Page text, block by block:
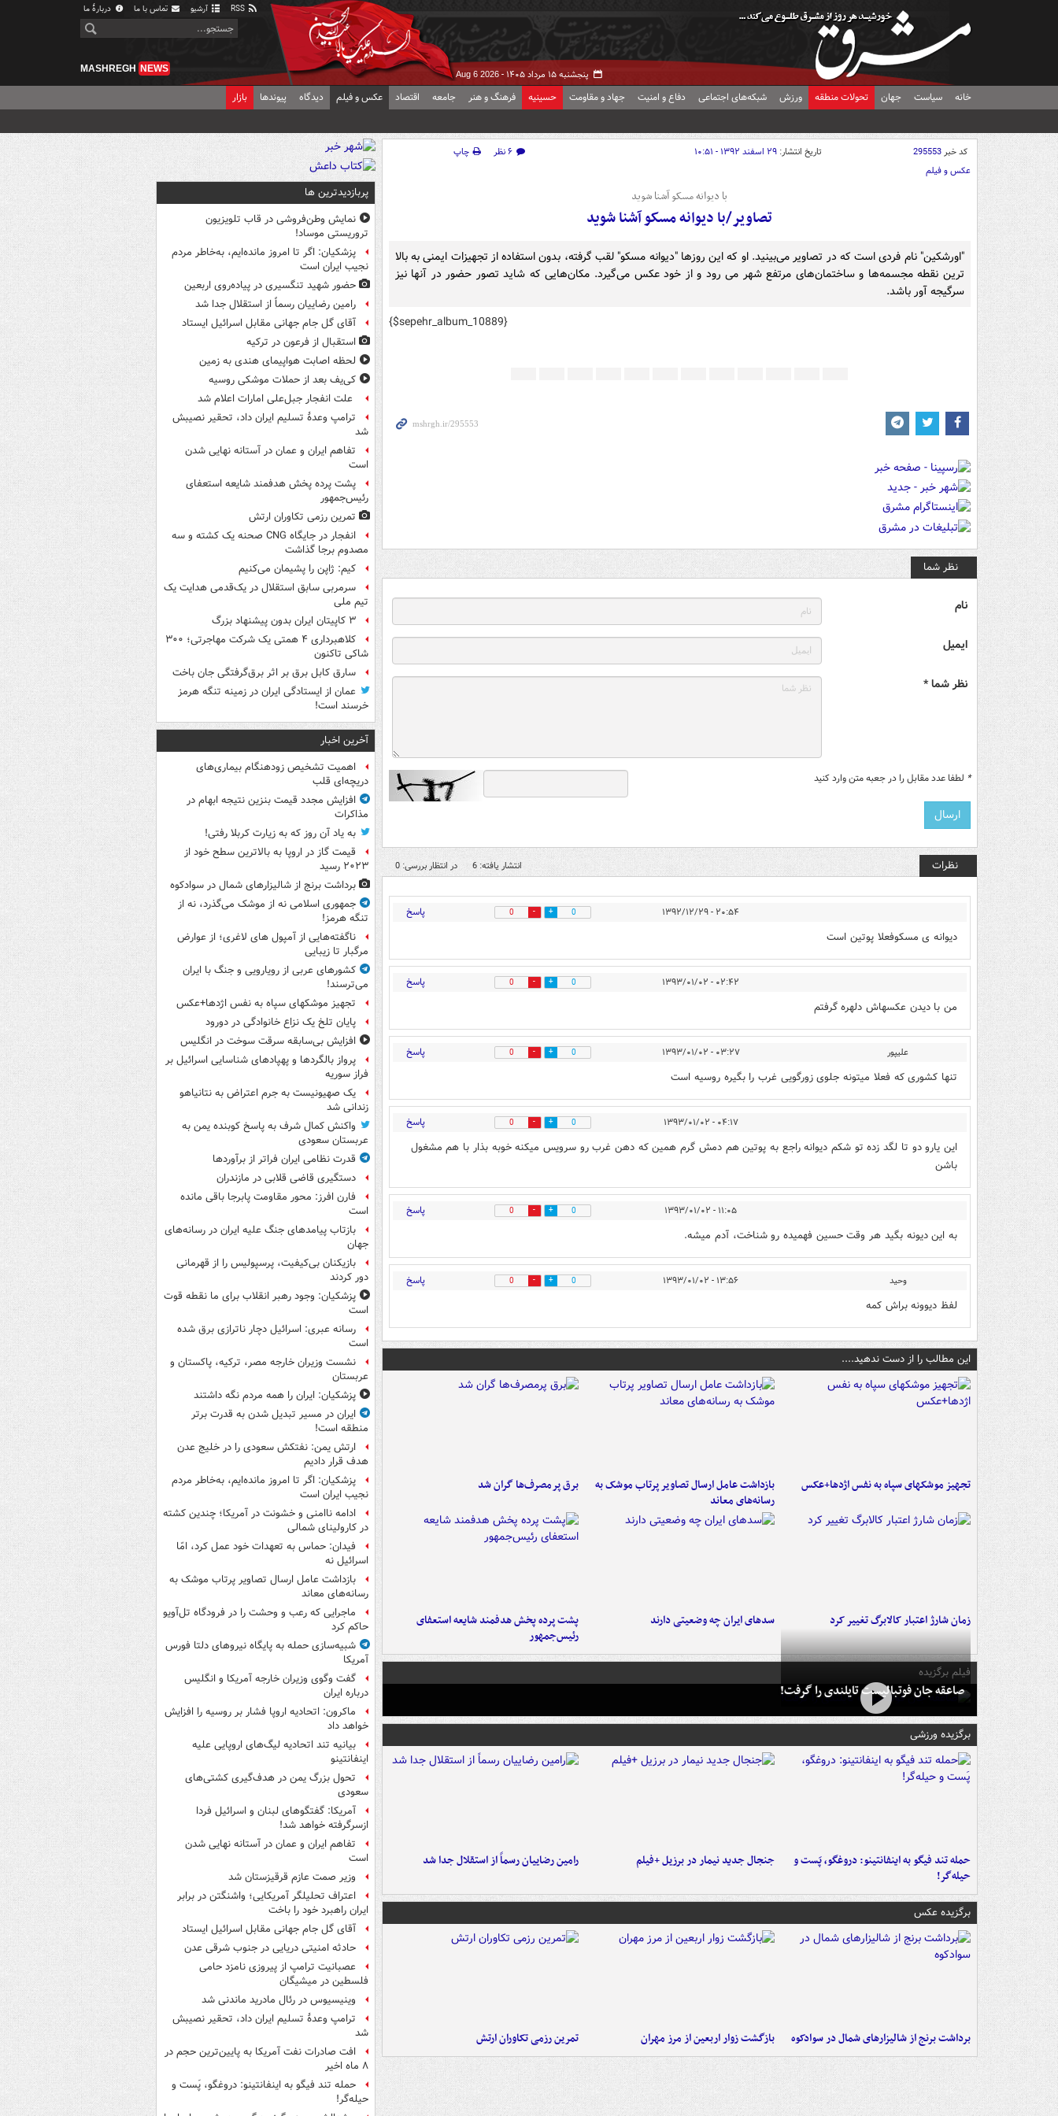
آرشیو تماس با ما دربارهٔ ما
پنجشنبه ۱۵ مرداد ۱۴۰۵ - Aug 6 2026
MASHREGH NEWS
خانه سیاست جهان تحولات منطقه ورزش شبکه‌های اجتماعی دفاع و امنیت جهاد و مقاومت حسینیه فرهنگ و هنر جامعه اقتصاد عکس و فیلم دیدگاه پیوندها بازار
کد خبر295553 تاریخ انتشار: ۲۹ اسفند ۱۳۹۲ - ۱۰:۵۱ ۶ نظر
چاپ
عکس و فیلم
با دیوانه مسکو آشنا شوید
تصاویر/با دیوانه مسکو آشنا شوید
"اورشکین" نام فردی است که در تصاویر می‌بینید. او که این روزها "دیوانه مسکو" لقب گرفته، بدون استفاده از تجهیزات ایمنی به بالا
ترین نقطه مجسمه‌ها و ساختمان‌های مرتفع شهر می رود و از خود عکس می‌گیرد. مکان‌هایی که شاید تصور حضور در آنها نیز
سرگیجه آور باشد.
{$sepehr_album_10889}
نظر شما
نام
ایمیل
نظر شما *
* لطفا عدد مقابل را در جعبه متن وارد کنید
نظرات انتشار یافته: 6 در انتظار بررسی: 0
۲۰:۵۴ - ۱۳۹۲/۱۲/۲۹ 0
0 پاسخ
دیوانه ی مسکوفعلا پوتین است
۰۲:۴۲ - ۱۳۹۳/۰۱/۰۲ 0
0 پاسخ
من با دیدن عکسهاش دلهره گرفتم
علیپور ۰۳:۲۷ - ۱۳۹۳/۰۱/۰۲ 0
0 پاسخ
تنها کشوری که فعلا میتونه جلوی زورگویی غرب را بگیره روسیه است
۰۴:۱۷ - ۱۳۹۳/۰۱/۰۲ 0
0 پاسخ
این یارو دو تا لگد زده تو شکم دیوانه راجع به پوتین هم دمش گرم همین که دهن غرب رو سرویس میکنه خوبه بذار با هم مشغول
باشن
۱۱:۰۵ - ۱۳۹۳/۰۱/۰۲ 0
0 پاسخ
به این دیونه بگید هر وقت حسین فهمیده رو شناخت، آدم میشه.
وحید ۱۳:۵۶ - ۱۳۹۳/۰۱/۰۲ 0
0 پاسخ
لفظ دیوونه براش کمه
این مطالب را از دست ندهید....
تجهیز موشکهای سپاه به نفس اژدها+عکس
بازداشت عامل ارسال تصاویر پرتاب موشک به
رسانه‌های معاند
برق پرمصرف‌ها گران شد
زمان شارژ اعتبار کالابرگ تغییر کرد سدهای ایران چه وضعیتی دارند
پشت پرده پخش هدفمند شایعه استعفای
رئیس‌جمهور
فیلم برگزیده
صاعقه جان فوتبالیست تایلندی را گرفت!
برگزیده ورزشی
حمله تند فیگو به اینفانتینو: دروغگو، پَست‌ و
حیله‌گر!
جنجال جدید نیمار در برزیل +فیلم رامین رضاییان رسماً از استقلال جدا شد
برگزیده عکس
برداشت برنج از شالیزارهای شمال در سوادکوه بازگشت زوار اربعین از مرز مهران تمرین رزمی تکاوران ارتش
پربازدیدترین ها
نمایش وطن‌فروشی در قاب تلویزیون
تروریستی موساد!
پزشکیان: اگر تا امروز مانده‌ایم، به‌خاطر مردم
نجیب ایران است
حضور شهید تنگسیری در پیاده‌روی اربعین
رامین رضاییان رسماً از استقلال جدا شد
آقای گل جام جهانی مقابل اسرائیل ایستاد
استقبال از فرعون در ترکیه
لحظه اصابت هواپیمای هندی به زمین
کی‌یف بعد از حملات موشکی روسیه
علت انفجار جبل‌علی امارات اعلام شد
ترامپ وعدۀ تسلیم ایران داد، تحقیر نصیبش
شد
تفاهم ایران و عمان در آستانه نهایی شدن
است
پشت پرده پخش هدفمند شایعه استعفای
رئیس‌جمهور
تمرین رزمی تکاوران ارتش
انفجار در جایگاه CNG صحنه یک کشته و سه
مصدوم برجا گذاشت
کیم: ژاپن را پشیمان می‌کنیم
سرمربی سابق استقلال در یک‌قدمی هدایت یک
تیم ملی
۳ کاپیتان ایران بدون پیشنهاد بزرگ
کلاهبرداری ۴ همتی یک شرکت مهاجرتی؛ ۳۰۰
شاکی تاکنون
سارق کابل برق بر اثر برق‌گرفتگی جان باخت
عمان از ایستادگی ایران در زمینه تنگه هرمز
خرسند است!
آخرین اخبار
اهمیت تشخیص زودهنگام بیماری‌های
دریچه‌ای قلب
افزایش مجدد قیمت بنزین نتیجه ابهام در
مذاکرات
به یاد آن روز که به زیارت کربلا رفتی!
قیمت گاز در اروپا به بالاترین سطح خود از
۲۰۲۳ رسید
برداشت برنج از شالیزارهای شمال در سوادکوه
جمهوری اسلامی نه از موشک می‌گذرد، نه از
تنگه هرمز!
ناگفته‌هایی از آمپول های لاغری؛ از عوارض
مرگبار تا زیبایی
کشورهای عربی از رویارویی و جنگ با ایران
می‌ترسند!
تجهیز موشکهای سپاه به نفس اژدها+عکس
پایان تلخ یک نزاع خانوادگی در دورود
افزایش بی‌سابقه سرقت سوخت در انگلیس
پرواز بالگردها و پهپادهای شناسایی اسرائیل بر
فراز سوریه
یک صهیونیست به جرم اعتراض به نتانیاهو
زندانی شد
واکنش کمال شرف به پاسخ کوبنده یمن به
عربستان سعودی
قدرت نظامی ایران فراتر از برآوردها
دستگیری قاضی قلابی در مازندران
فارن افرز: محور مقاومت پابرجا باقی مانده
است
بازتاب پیامدهای جنگ علیه ایران در رسانه‌های
جهان
بازیکنان بی‌کیفیت، پرسپولیس را از قهرمانی
دور کردند
پزشکیان: وجود رهبر انقلاب برای ما نقطه قوت
است
رسانه عبری: اسرائیل دچار ناترازی برق شده
است
نشست وزیران خارجه مصر، ترکیه، پاکستان و
عربستان
پزشکیان: ایران را همه مردم نگه داشتند
ایران در مسیر تبدیل شدن به قدرت برتر
منطقه است!
ارتش یمن: نفتکش سعودی را در خلیج عدن
هدف قرار دادیم
پزشکیان: اگر تا امروز مانده‌ایم، به‌خاطر مردم
نجیب ایران است
ادامه ناامنی و خشونت در آمریکا؛ چندین کشته
در کارولینای شمالی
فیدان: حماس به تعهدات خود عمل کرد، امّا
اسرائیل نه
بازداشت عامل ارسال تصاویر پرتاب موشک به
رسانه‌های معاند
ماجرایی که رعب و وحشت را در فرودگاه تل‌آویو
حاکم کرد
شبیه‌سازی حمله به پایگاه نیروهای دلتا فورس
آمریکا
گفت وگوی وزیران خارجه آمریکا و انگلیس
درباره ایران
ماکرون: اتحادیه اروپا فشار بر روسیه را افزایش
خواهد داد
بیانیه تند اتحادیه لیگ‌های اروپایی علیه
اینفانتینو
تحول بزرگ یمن در هدف‌گیری کشتی‌های
سعودی
آمریکا: گفتگوهای لبنان و اسرائیل فردا
ازسرگرفته خواهد شد!
تفاهم ایران و عمان در آستانه نهایی شدن
است
وزیر صمت عازم قرقیزستان شد
اعتراف تحلیلگر آمریکایی؛ واشنگتن در برابر
ایران راهبرد خود را باخت
آقای گل جام جهانی مقابل اسرائیل ایستاد
حادثه امنیتی دریایی در جنوب شرقی عدن
عصبانیت ترامپ از پیروزی نامزد حامی
فلسطین در میشیگان
وینیسیوس در رئال مادرید ماندنی شد
ترامپ وعدۀ تسلیم ایران داد، تحقیر نصیبش
شد
افت صادرات نفت آمریکا به پایین‌ترین حجم در
۸ ماه اخیر
حمله تند فیگو به اینفانتینو: دروغگو، پَست‌ و
حیله‌گر!